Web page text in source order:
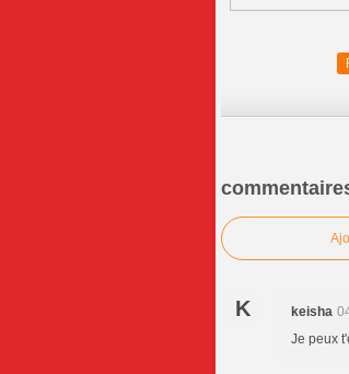
K keisha
Je peux